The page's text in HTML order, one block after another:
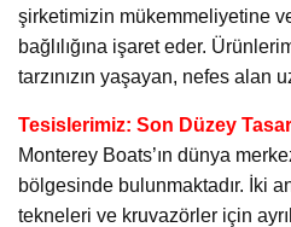
şirketimizin mükemmeliyetine
bağlılığına işaret eder.
tarzınızın yaşayan, nefes alan
Tesislerimiz: Son Düzey
Monterey Boats’ın dünya
bölgesinde bulunmaktadır. İki
tekneleri ve kruvazörler için